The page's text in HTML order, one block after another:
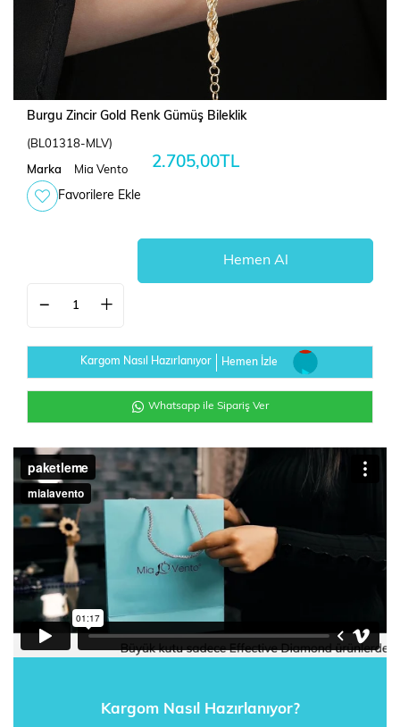
Burgu Zincir Gold Renk Gümüş Bileklik
(BL01318-MLV)
Marka Mia Vento 2.705,00TL
Favorilere Ekle
Kargom Nasıl Hazırlanıyor Hemen İzle
Whatsapp ile Sipariş Ver
Kargom Nasıl Hazırlanıyor?